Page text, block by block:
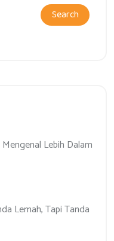
Search
Lebih Dalam
Lemah, Tapi Tanda